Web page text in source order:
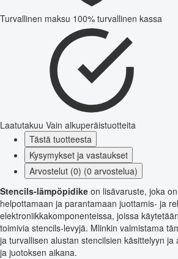
Turvallinen maksu 100% turvallinen kassa
Laatutakuu Vain alkuperäistuotteita
Tästä tuotteesta
Kysymykset ja vastaukset
Arvostelut (0) (0 arvostelua)
Stencils-lämpöpidike on lisävaruste, joka
helpottamaan ja parantamaan juottamis- ja
elektroniikkakomponenteissa, joissa
toimivia stencils-levyjä. Mlinkin valmistama
ja turvallisen alustan stencilsien käsittelyyn ja
ja juotoksen aikana.